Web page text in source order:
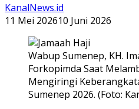
KanalNews.id
11 Mei 202610 Juni 2026
Wabup Sumenep, KH.
Forkopimda Saat
Mengiringi
Sumenep 2026. (Foto: